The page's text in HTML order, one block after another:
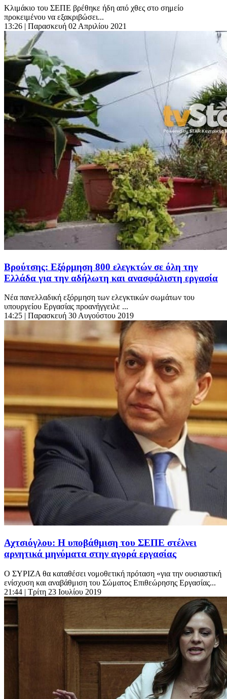
Κλιμάκιο του ΣΕΠΕ βρέθηκε ήδη από χθες στο σημείο
προκειμένου να εξακριβώσει...
13:26 | Παρασκευή 02 Απριλίου 2021
Βρούτσης: Εξόρμηση 800 ελεγκτών σε όλη την
Ελλάδα για την αδήλωτη και ανασφάλιστη εργασία
Νέα πανελλαδική εξόρμηση των ελεγκτικών σωμάτων του
υπουργείου Εργασίας προανήγγειλε ...
14:25 | Παρασκευή 30 Αυγούστου 2019
Αχτσιόγλου: Η υποβάθμιση του ΣΕΠΕ στέλνει
αρνητικά μηνύματα στην αγορά εργασίας
Ο ΣΥΡΙΖΑ θα καταθέσει νομοθετική πρόταση «για την ουσιαστική
ενίσχυση και αναβάθμιση του Σώματος Επιθεώρησης Εργασίας...
21:44 | Τρίτη 23 Ιουλίου 2019